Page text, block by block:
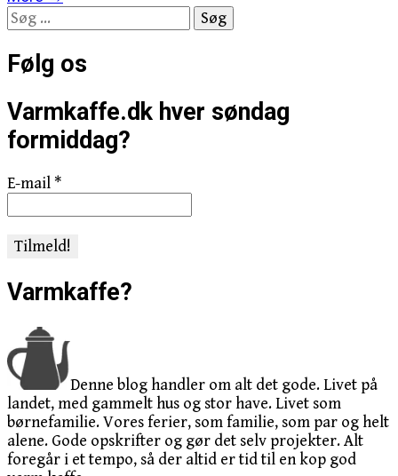
Søg
efter:
Følg os
Varmkaffe.dk hver søndag
formiddag?
E-mail*
Varmkaffe?
Denne blog handler om alt det gode. Livet på
landet, med gammelt hus og stor have. Livet som
børnefamilie. Vores ferier, som familie, som par og helt
alene. Gode opskrifter og gør det selv projekter. Alt
foregår i et tempo, så der altid er tid til en kop god